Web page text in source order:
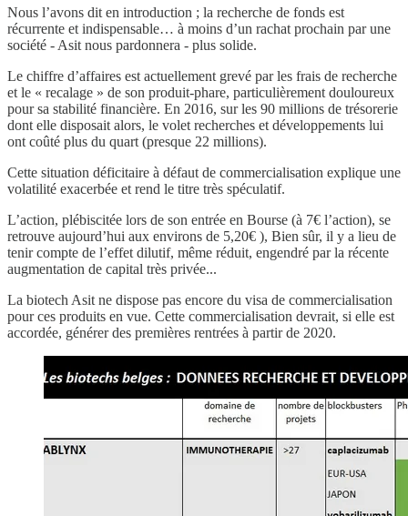
Nous l’avons dit en introduction ; la recherche de fonds est
récurrente et indispensable… à moins d’un rachat prochain par une
société - Asit nous pardonnera - plus solide.
Le chiffre d’affaires est actuellement grevé par les frais de recherche
et le « recalage » de son produit-phare, particulièrement douloureux
pour sa stabilité financière. En 2016, sur les 90 millions de trésorerie
dont elle disposait alors, le volet recherches et développements lui
ont coûté plus du quart (presque 22 millions).
Cette situation déficitaire à défaut de commercialisation explique une
volatilité exacerbée et rend le titre très spéculatif.
L’action, plébiscitée lors de son entrée en Bourse (à 7€ l’action), se
retrouve aujourd’hui aux environs de 5,20€ ), Bien sûr, il y a lieu de
tenir compte de l’effet dilutif, même réduit, engendré par la récente
augmentation de capital très privée...
La biotech Asit ne dispose pas encore du visa de commercialisation
pour ces produits en vue. Cette commercialisation devrait, si elle est
accordée, générer des premières rentrées à partir de 2020.